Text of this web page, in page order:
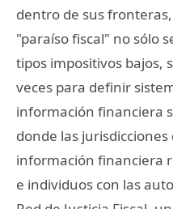
dentro de sus
"paraíso fiscal" no sólo
tipos impositivos bajos,
veces para definir
información financiera
donde las
información financiera
e individuos con las